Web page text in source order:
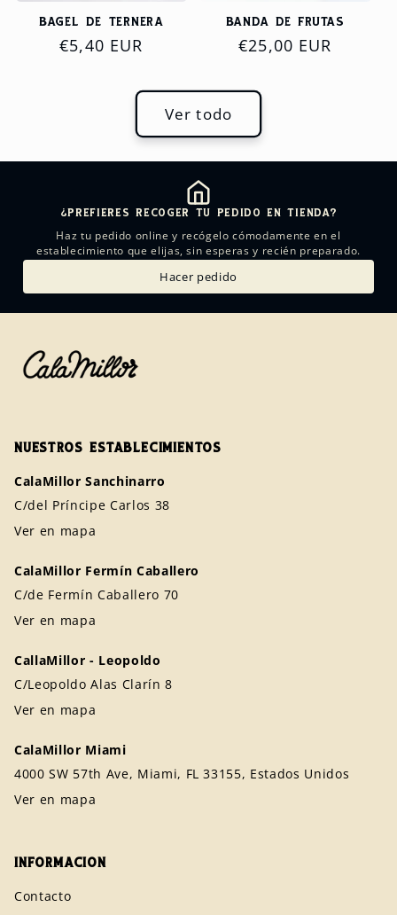
BAGEL DE TERNERA
Precio
€5,40 EUR
BANDA DE FRUTAS
Precio
€25,00 EUR
Ver todo
¿PREFIERES RECOGER TU PEDIDO EN TIENDA?
Haz tu pedido online y recógelo cómodamente en el
establecimiento que elijas, sin esperas y recién preparado.
Hacer pedido
NUESTROS ESTABLECIMIENTOS
CalaMillor Sanchinarro
C/del Príncipe Carlos 38
Ver en mapa
CalaMillor Fermín Caballero
C/de Fermín Caballero 70
Ver en mapa
CallaMillor - Leopoldo
C/Leopoldo Alas Clarín 8
Ver en mapa
CalaMillor Miami
4000 SW 57th Ave, Miami, FL 33155, Estados Unidos
Ver en mapa
INFORMACIÓN
Contacto